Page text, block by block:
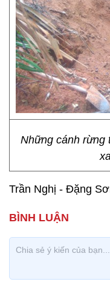
Những cánh rừng
Trần Nghị - Đặng